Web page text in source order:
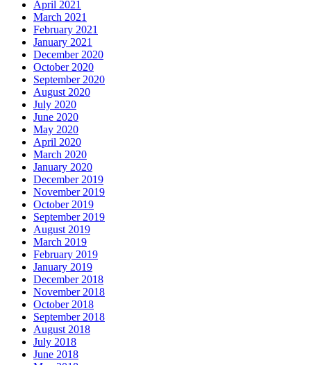
April 2021
March 2021
February 2021
January 2021
December 2020
October 2020
September 2020
August 2020
July 2020
June 2020
May 2020
April 2020
March 2020
January 2020
December 2019
November 2019
October 2019
September 2019
August 2019
March 2019
February 2019
January 2019
December 2018
November 2018
October 2018
September 2018
August 2018
July 2018
June 2018